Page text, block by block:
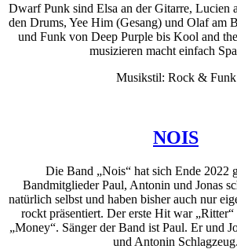
Dwarf Punk sind Elsa an der Gitarre, Lucien
den Drums, Yee Him (Gesang) und Olaf am
und Funk von Deep Purple bis Kool and
musizieren macht einfach
Musikstil: Rock & Funk
NOIS
Die Band „Nois“ hat sich Ende 2022
Bandmitglieder Paul, Antonin und Jonas
natürlich selbst und haben bisher auch nur
rockt präsentiert. Der erste Hit war
„Money“. Sänger der Band ist Paul. Er und
und Antonin Schlagzeug.